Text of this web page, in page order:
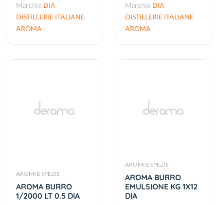
Marchio DIA
DISTILLERIE ITALIANE
AROMA
Marchio DIA
DISTILLERIE ITALIANE
AROMA
AROMI E SPEZIE
AROMA BURRO
1/2000 LT 0.5 DIA
AROMI E SPEZIE
AROMA BURRO
EMULSIONE KG 1X12
DIA